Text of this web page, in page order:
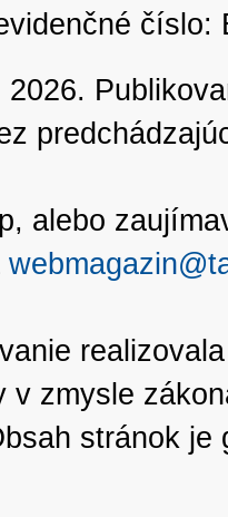
číslo:
2026.
alebo
v zmysle
stránok